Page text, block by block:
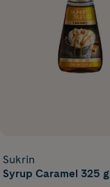
Sukrin
Syrup Caramel 325 g